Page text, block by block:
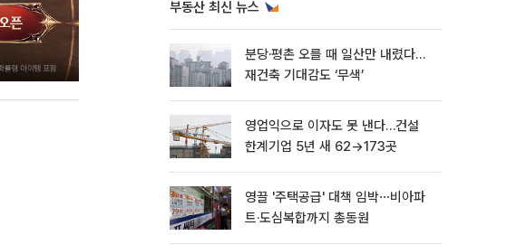
부동산 최신 뉴스
분당·평촌 오를 때 일산만 내렸다…
재건축 기대감도 ‘무색’
영업익으로 이자도 못 낸다…건설
한계기업 5년 새 62→173곳
영끌 '주택공급' 대책 임박⋯비아파
트·도심복합까지 총동원